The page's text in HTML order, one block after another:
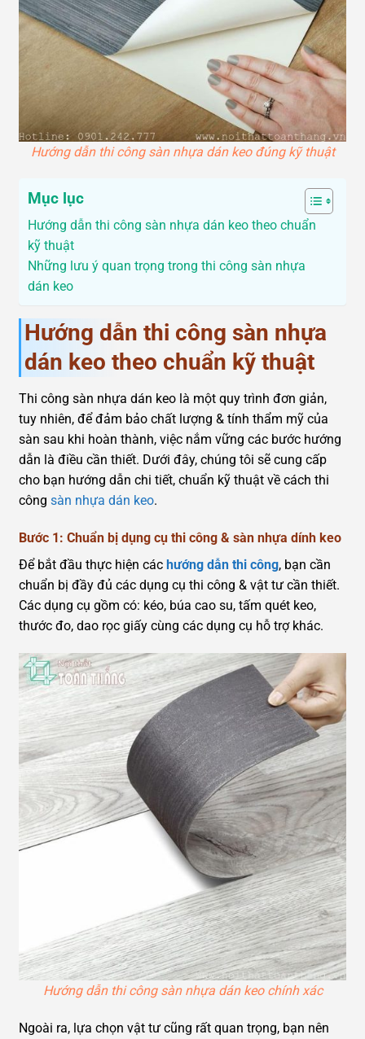
Hướng dẫn thi công sàn nhựa dán keo đúng kỹ thuật
Mục lục
Hướng dẫn thi công sàn nhựa dán keo theo chuẩn
kỹ thuật
Những lưu ý quan trọng trong thi công sàn nhựa
dán keo
Hướng dẫn thi công sàn nhựa
dán keo theo chuẩn kỹ thuật
Thi công sàn nhựa dán keo là một quy trình đơn giản,
tuy nhiên, để đảm bảo chất lượng & tính thẩm mỹ của
sàn sau khi hoàn thành, việc nắm vững các bước hướng
dẫn là điều cần thiết. Dưới đây, chúng tôi sẽ cung cấp
cho bạn hướng dẫn chi tiết, chuẩn kỹ thuật về cách thi
công sàn nhựa dán keo.
Bước 1: Chuẩn bị dụng cụ thi công & sàn nhựa dính keo
Để bắt đầu thực hiện các hướng dẫn thi công, bạn cần
chuẩn bị đầy đủ các dụng cụ thi công & vật tư cần thiết.
Các dụng cụ gồm có: kéo, búa cao su, tấm quét keo,
thước đo, dao rọc giấy cùng các dụng cụ hỗ trợ khác.
Hướng dẫn thi công sàn nhựa dán keo chính xác
Ngoài ra, lựa chọn vật tư cũng rất quan trọng, bạn nên